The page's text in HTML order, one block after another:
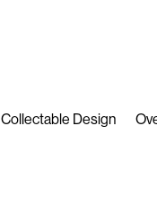
Collectable Design